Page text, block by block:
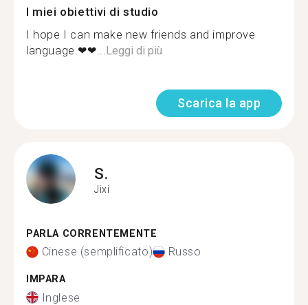
I miei obiettivi di studio
I hope I can make new friends and improve
language.❤❤... Leggi di più
Scarica la app
S.
Jixi
PARLA CORRENTEMENTE
Cinese (semplificato) Russo
IMPARA
Inglese